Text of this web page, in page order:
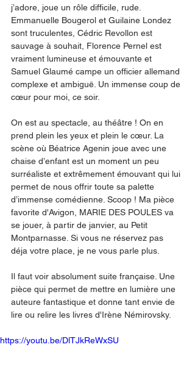
j’adore, joue un rôle difficile, rude.
Emmanuelle Bougerol et Guilaine Londez
sont truculentes, Cédric Revollon est
sauvage à souhait, Florence Pernel est
vraiment lumineuse et émouvante et
Samuel Glaumé campe un officier allemand
complexe et ambiguë. Un immense coup de
cœur pour moi, ce soir.
On est au spectacle, au théâtre ! On en
prend plein les yeux et plein le cœur. La
scène où Béatrice Agenin joue avec une
chaise d’enfant est un moment un peu
surréaliste et extrêmement émouvant qui lui
permet de nous offrir toute sa palette
d’immense comédienne. Scoop ! Ma pièce
favorite d'Avigon, MARIE DES POULES va
se jouer, à partir de janvier, au Petit
Montparnasse. Si vous ne réservez pas
déja votre place, je ne vous parle plus.
Il faut voir absolument suite française. Une
pièce qui permet de mettre en lumière une
auteure fantastique et donne tant envie de
lire ou relire les livres d'Irène Némirovsky.
https://youtu.be/DlTJkReWxSU